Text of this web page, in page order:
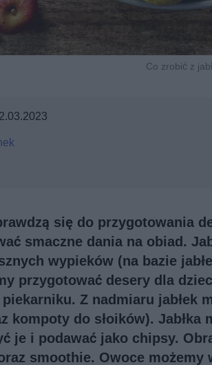
Co zrobić z
się do przygotowania
smaczne dania na obiad.
wypieków (na bazie
przygotować desery dla
piekarniku. Z nadmiaru jabłek
kompoty do słoików). Jabłka
je i podawać jako chipsy.
smoothie. Owoce